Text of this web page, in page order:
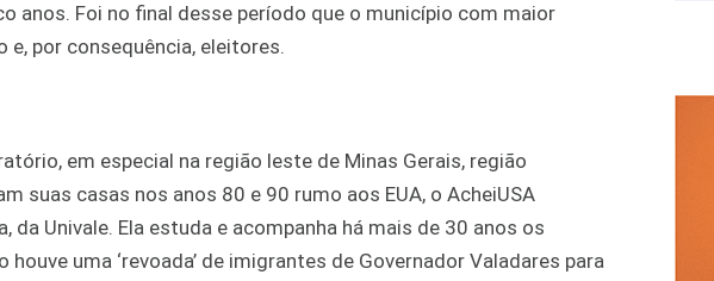
anos. Foi no final desse período que o município com maior
e, por consequência, eleitores.
em especial na região leste de Minas Gerais, região
suas casas nos anos 80 e 90 rumo aos EUA, o AcheiUSA
Univale. Ela estuda e acompanha há mais de 30 anos os
uma ‘revoada’ de imigrantes de Governador Valadares para